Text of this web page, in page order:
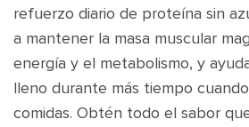
refuerzo diario de proteína sin
a mantener la masa muscular
energía y el metabolismo, y
lleno durante más tiempo
comidas. Obtén todo el sabor